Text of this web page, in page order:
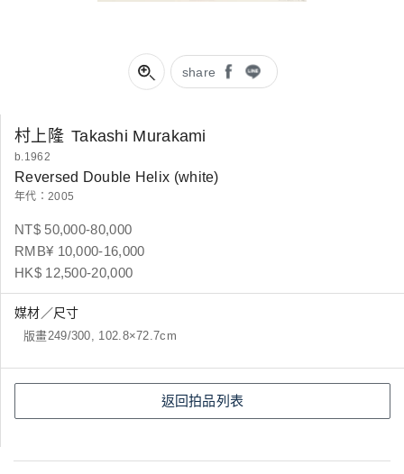
share
村上隆 Takashi Murakami
b.1962
Reversed Double Helix (white)
年代：2005
NT$ 50,000-80,000
RMB¥ 10,000-16,000
HK$ 12,500-20,000
媒材／尺寸
版畫249/300, 102.8×72.7cm
返回拍品列表